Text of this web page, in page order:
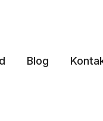
Blog